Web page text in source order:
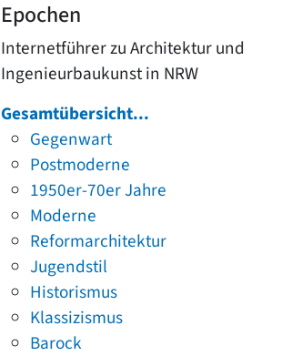
Epochen
Internetführer zu Architektur und
Ingenieurbaukunst in NRW
Gesamtübersicht...
Gegenwart
Postmoderne
1950er-70er Jahre
Moderne
Reformarchitektur
Jugendstil
Historismus
Klassizismus
Barock